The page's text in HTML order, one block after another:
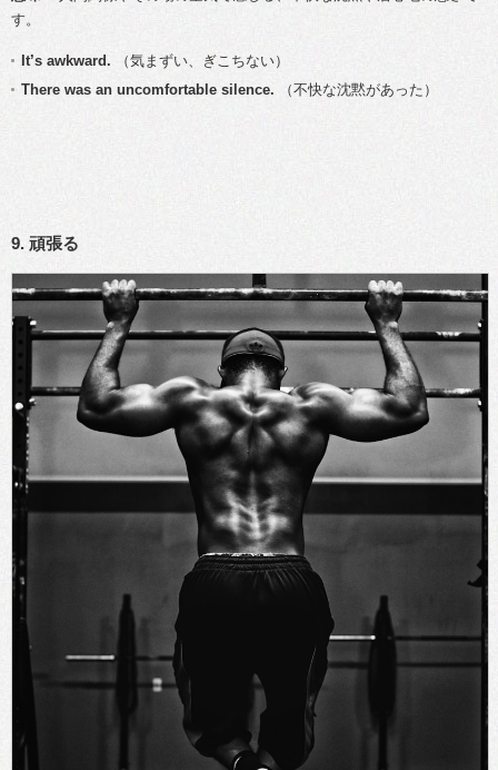
す。
It’s awkward. （気まずい、ぎこちない）
There was an uncomfortable silence. （不快な沈黙があった）
9. 頑張る